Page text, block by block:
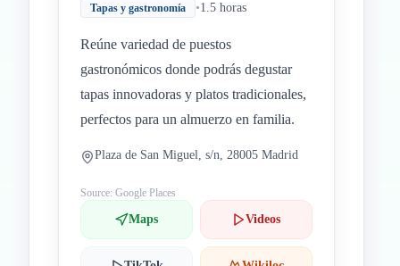
Tapas y gastronomía •1.5 horas
Reúne variedad de puestos
gastronómicos donde podrás degustar
tapas innovadoras y platos tradicionales,
perfectos para un almuerzo en familia.
Plaza de San Miguel, s/n, 28005 Madrid
Source: Google Places
Maps Videos